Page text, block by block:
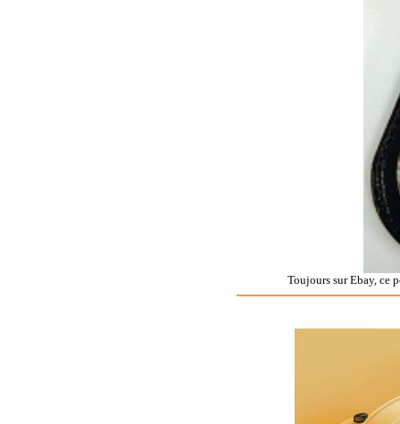
Toujours sur Ebay, ce